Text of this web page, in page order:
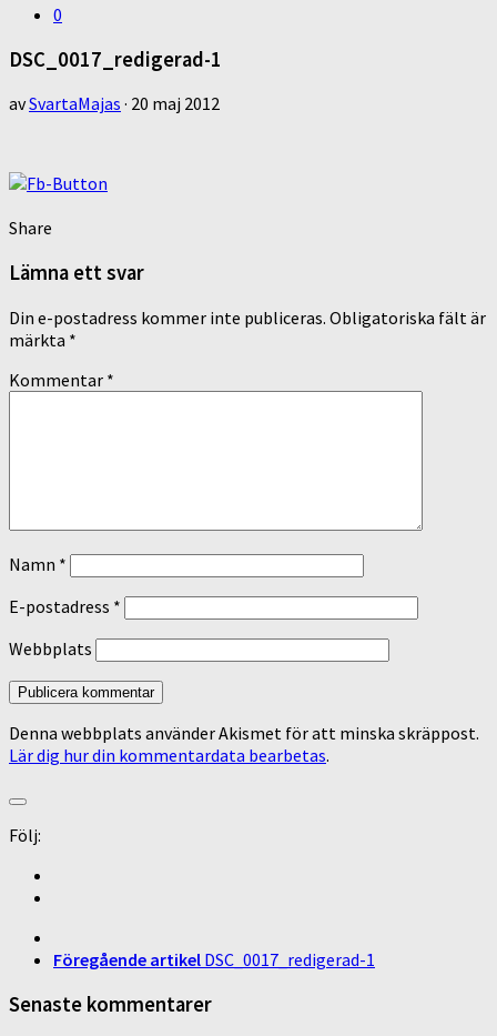
0
DSC_0017_redigerad-1
avSvartaMajas · 20 maj 2012
Share
Lämna ett svar
Din e-postadress kommer inte publiceras. Obligatoriska fält är
märkta *
Kommentar *
Namn *
E-postadress *
Webbplats
Denna webbplats använder Akismet för att minska skräppost.
Lär dig hur din kommentardata bearbetas.
Följ:
Föregående artikel DSC_0017_redigerad-1
Senaste kommentarer